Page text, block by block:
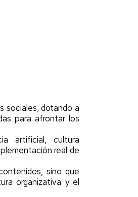
sociales, dotando a
para afrontar los
artificial, cultura
real de
sino que
organizativa y el